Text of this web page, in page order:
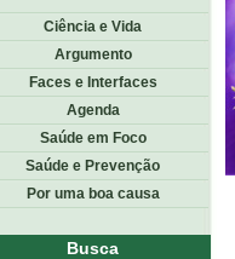
Ciência e Vida
Argumento
Faces e Interfaces
Agenda
Saúde em Foco
Saúde e Prevenção
Por uma boa causa
Busca